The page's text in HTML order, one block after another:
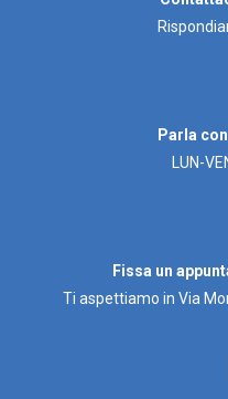
Parla
LUN-
Fissa un
Ti aspettiamo in Via